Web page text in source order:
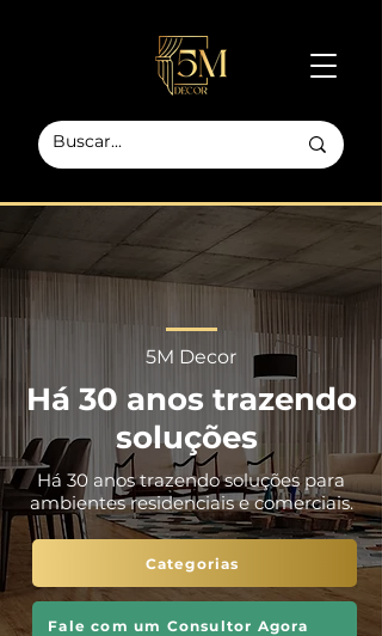
5M Decor
Há 30 anos trazendo
soluções
Há 30 anos trazendo soluções para
ambientes residenciais e comerciais.
Categorias
Fale com um Consultor Agora